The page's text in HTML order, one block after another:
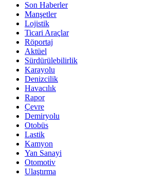
Son Haberler
Manşetler
Lojistik
Ticari Araçlar
Röportaj
Aktüel
Sürdürülebilirlik
Karayolu
Denizcilik
Havacılık
Rapor
Çevre
Demiryolu
Otobüs
Lastik
Kamyon
Yan Sanayi
Otomotiv
Ulaştırma